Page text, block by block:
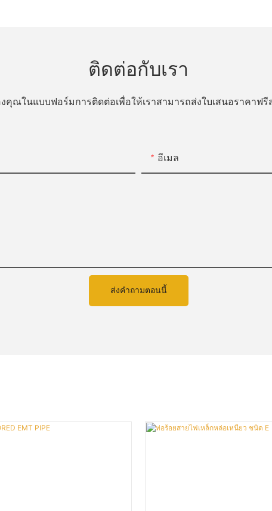
ติดต่อกับเรา
คุณในแบบฟอร์มการติดต่อเพื่อให้เราสามารถส่งใบเสนอราคาฟ
อีเมล
ส่งคำถามตอนนี้